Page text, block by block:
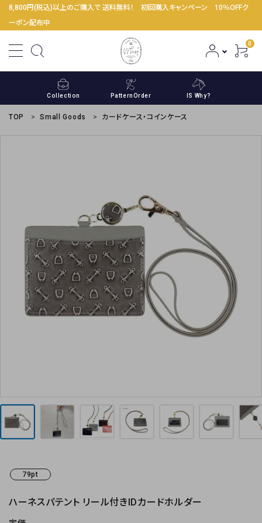
8,800円(税込)以上のご購入で 送料無料！ 初回購入キャンペーン 10％OFFク
ーポン配布中
0
Collection PatternOrder IS Why?
person 新規会員登録
コンテンツ
お気に入り
お支払方法
TOP Small Goods カードケース・コインケース
79pt
ハーネスパテント リール付きIDカードホルダー